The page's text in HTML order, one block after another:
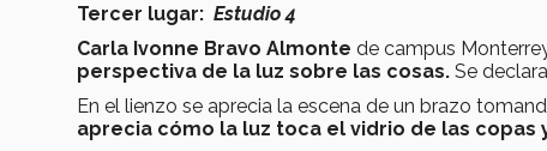
Tercer lugar: Estudio 4
Carla Ivonne Bravo Almonte de campus
perspectiva de la luz sobre las cosas. Se declara
En el lienzo se aprecia la escena de un brazo
aprecia cómo la luz toca el vidrio de las copas